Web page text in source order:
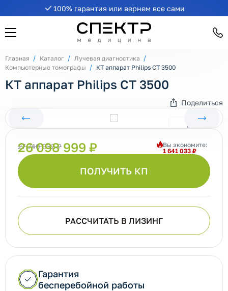
100% гарантия или вернем все сами
Главная Каталог
Лучевая диагностика
Компьютерные томографы
КТ аппарат Philips CT 3500
КТ аппарат Philips CT 3500
Поделиться
ПОЛУЧИТЬ КП
27 740 032 ₽
26 098 999 ₽
Вы экономите:
1 641 033 ₽
РАССЧИТАТЬ В ЛИЗИНГ
Гарантия
бесперебойной работы